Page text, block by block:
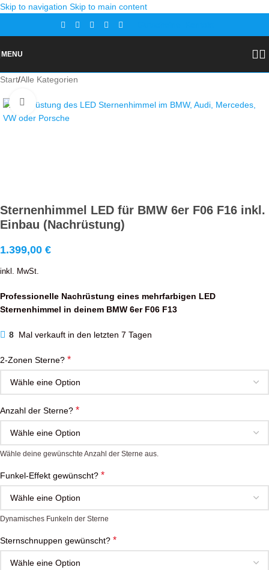
Skip to navigation Skip to main content
MENU
Start/Alle Kategorien
Zoom
Sternenhimmel LED für BMW 6er F06 F16 inkl.
Einbau (Nachrüstung)
1.399,00 €
inkl. MwSt.
Professionelle Nachrüstung eines mehrfarbigen LED
Sternenhimmel in deinem BMW 6er F06 F13
8 Mal verkauft in den letzten 7 Tagen
2-Zonen Sterne? *
Anzahl der Sterne? *
Wähle deine gewünschte Anzahl der Sterne aus.
Funkel-Effekt gewünscht? *
Dynamisches Funkeln der Sterne
Sternschnuppen gewünscht? *